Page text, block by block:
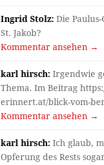
Ingrid Stolz: Die
St. Jakob?
Kommentar ansehen →
karl hirsch: Irgendwie
Thema. Im Beitrag
erinnert.at/blick-vom-
Kommentar ansehen →
karl hirsch: Ich glaub,
Opferung des Rests